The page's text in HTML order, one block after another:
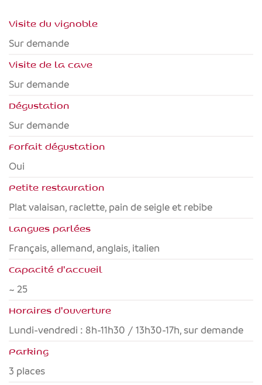
Visite du vignoble
Sur demande
Visite de la cave
Sur demande
Dégustation
Sur demande
Forfait dégustation
Oui
Petite restauration
Plat valaisan, raclette, pain de seigle et rebibe
Langues parlées
français, allemand, anglais, italien
Capacité d'accueil
~ 25
Horaires d'ouverture
Lundi-vendredi : 8h-11h30 / 13h30-17h, sur demande
Parking
3 places